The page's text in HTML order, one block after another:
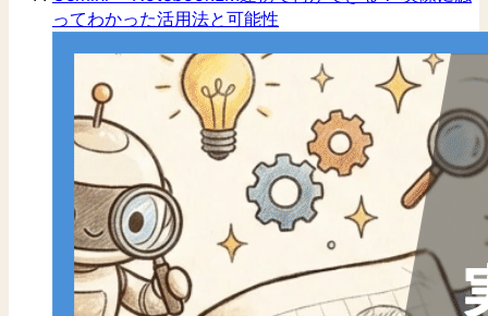
ってわかった活用法と可能性